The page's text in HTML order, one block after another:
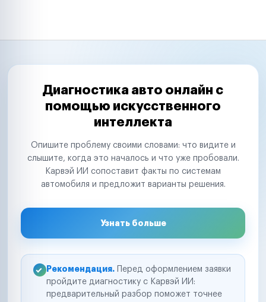
Диагностика авто онлайн с
помощью искусственного
интеллекта
Опишите проблему своими словами: что видите и
слышите, когда это началось и что уже пробовали.
Карвэй ИИ сопоставит факты по системам
автомобиля и предложит варианты решения.
Узнать больше
Рекомендация. Перед оформлением заявки
пройдите диагностику с Карвэй ИИ:
предварительный разбор поможет точнее